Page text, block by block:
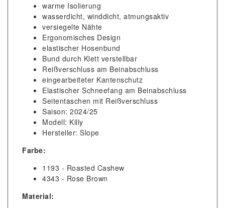
warme Isolierung
wasserdicht, winddicht, atmungsaktiv
versiegelte Nähte
Ergonomisches Design
elastischer Hosenbund
Bund durch Klett verstellbar
Reißverschluss am Beinabschluss
eingearbeiteter Kantenschutz
Elastischer Schneefang am Beinabschluss
Seitentaschen mit Reißverschluss
Saison: 2024/25
Modell: Killy
Hersteller: Slope
Farbe:
1193 - Roasted Cashew
4343 - Rose Brown
Material: